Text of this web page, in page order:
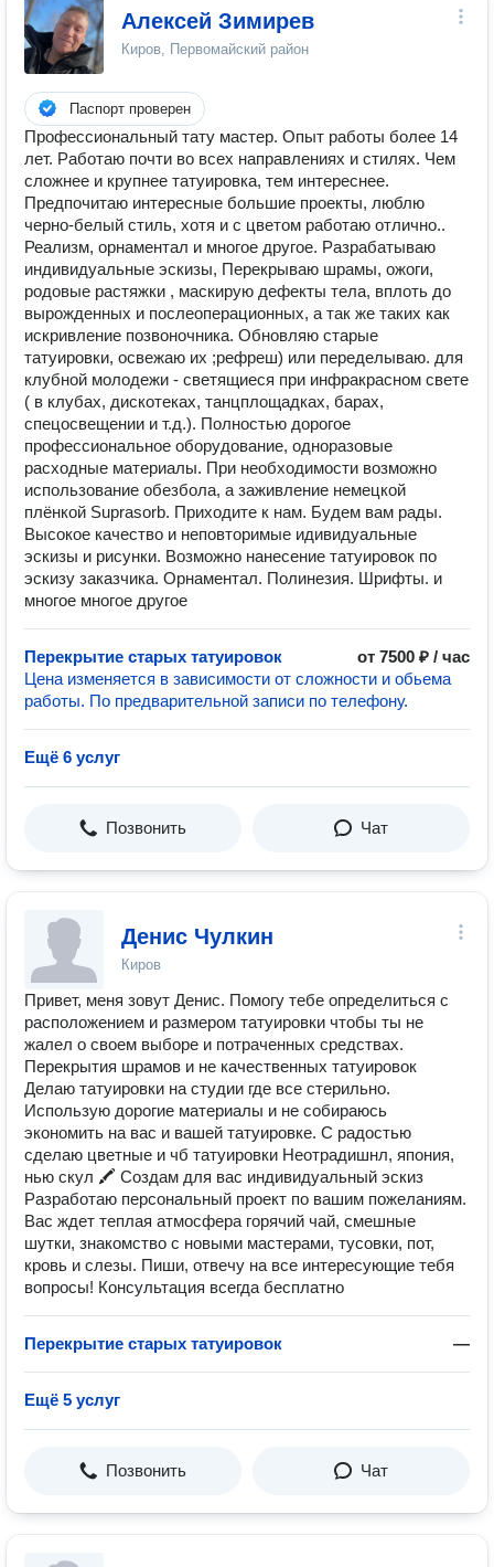
Алексей Зимирев
Киров, Первомайский район
Паспорт проверен
Профессиональный тату мастер. Опыт работы более 14
лет. Работаю почти во всех направлениях и стилях. Чем
сложнее и крупнее татуировка, тем интереснее.
Предпочитаю интересные большие проекты, люблю
черно-белый стиль, хотя и с цветом работаю отлично..
Реализм, орнаментал и многое другое. Разрабатываю
индивидуальные эскизы, Перекрываю шрамы, ожоги,
родовые растяжки , маскирую дефекты тела, вплоть до
вырожденных и послеоперационных, а так же таких как
искривление позвоночника. Обновляю старые
татуировки, освежаю их ;рефреш) или переделываю. для
клубной молодежи - светящиеся при инфракрасном свете
( в клубах, дискотеках, танцплощадках, барах,
спецосвещении и т.д.). Полностью дорогое
профессиональное оборудование, одноразовые
расходные материалы. При необходимости возможно
использование обезбола, а заживление немецкой
плёнкой Suprasorb. Приходите к нам. Будем вам рады.
Высокое качество и неповторимые идивидуальные
эскизы и рисунки. Возможно нанесение татуировок по
эскизу заказчика. Орнаментал. Полинезия. Шрифты. и
многое многое другое
Перекрытие старых татуировок
от 7500 ₽ / час
Цена изменяется в зависимости от сложности и обьема
работы. По предварительной записи по телефону.
Ещё 6 услуг
Позвонить Чат
Денис Чулкин
Киров
Привет, меня зовут Денис. Помогу тебе определиться с
расположением и размером татуировки чтобы ты не
жалел о своем выборе и потраченных средствах.
Перекрытия шрамов и не качественных татуировок
Делаю татуировки на студии где все стерильно.
Использую дорогие материалы и не собираюсь
экономить на вас и вашей татуировке. С радостью
сделаю цветные и чб татуировки Неотрадишнл, япония,
нью скул 🖍 Создам для вас индивидуальный эскиз
Разработаю персональный проект по вашим пожеланиям.
Вас ждет теплая атмосфера горячий чай, смешные
шутки, знакомство с новыми мастерами, тусовки, пот,
кровь и слезы. Пиши, отвечу на все интересующие тебя
вопросы! Консультация всегда бесплатно
Перекрытие старых татуировок —
Ещё 5 услуг
Позвонить Чат